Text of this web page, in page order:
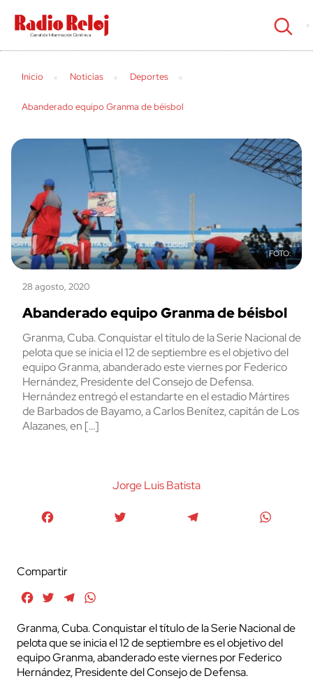
cerrar
Inicio Noticias Deportes
Abanderado equipo Granma de béisbol
28 agosto, 2020
Abanderado equipo Granma de béisbol
Granma, Cuba. Conquistar el título de la Serie Nacional de
pelota que se inicia el 12 de septiembre es el objetivo del
equipo Granma, abanderado este viernes por Federico
Hernández, Presidente del Consejo de Defensa.
Hernández entregó el estandarte en el estadio Mártires
de Barbados de Bayamo, a Carlos Benítez, capitán de Los
Alazanes, en […]
Jorge Luis Batista
Compartir
FacebookTwitterTelegram
Granma, Cuba. Conquistar el título de la Serie Nacional de
pelota que se inicia el 12 de septiembre es el objetivo del
equipo Granma, abanderado este viernes por Federico
Hernández, Presidente del Consejo de Defensa.